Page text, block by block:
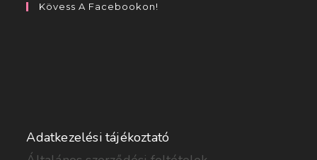
Kövess A Facebookon!
Adatkezelési tájékoztató